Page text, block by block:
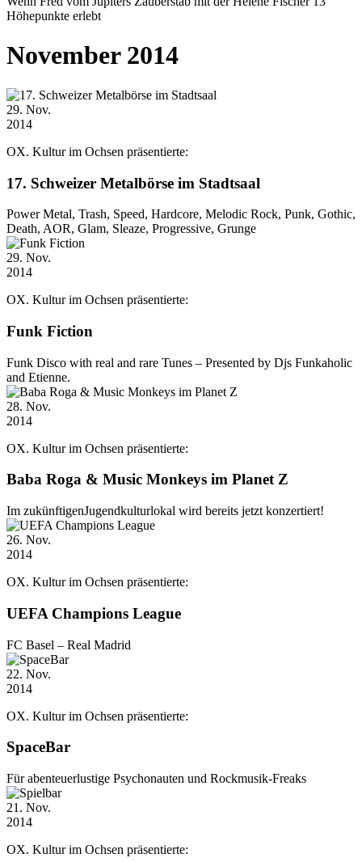
Höhepunkte erlebt
November 2014
29. Nov.
2014
OX. Kultur im Ochsen präsentierte:
17. Schweizer Metalbörse im Stadtsaal
Power Metal, Trash, Speed, Hardcore, Melodic Rock, Punk, Gothic,
Death, AOR, Glam, Sleaze, Progressive, Grunge
29. Nov.
2014
OX. Kultur im Ochsen präsentierte:
Funk Fiction
Funk Disco with real and rare Tunes – Presented by Djs Funkaholic
and Etienne.
28. Nov.
2014
OX. Kultur im Ochsen präsentierte:
Baba Roga & Music Monkeys im Planet Z
Im zukünftigenJugendkulturlokal wird bereits jetzt konzertiert!
26. Nov.
2014
OX. Kultur im Ochsen präsentierte:
UEFA Champions League
FC Basel – Real Madrid
22. Nov.
2014
OX. Kultur im Ochsen präsentierte:
SpaceBar
Für abenteuerlustige Psychonauten und Rockmusik-Freaks
21 . Nov.
2014
OX. Kultur im Ochsen präsentierte: